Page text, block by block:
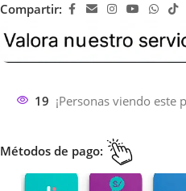
Compartir:
19 ¡Personas viendo este
Métodos de pago: